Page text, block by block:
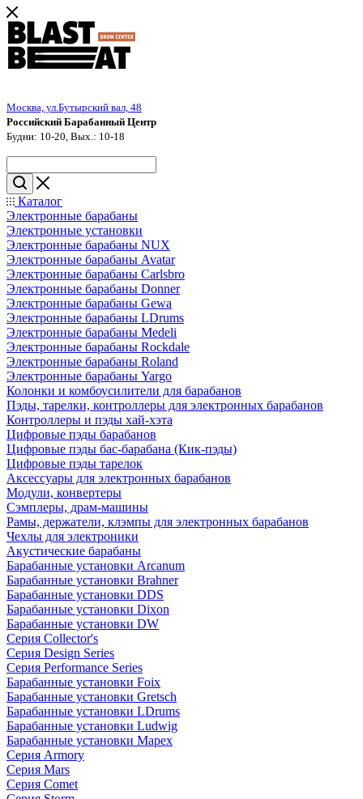
Москва, ул.Бутырский вал, 48
Российский Барабанный Центр
Будни: 10-20, Вых.: 10-18
Каталог
Электронные барабаны
Электронные установки
Электронные барабаны NUX
Электронные барабаны Avatar
Электронные барабаны Carlsbro
Электронные барабаны Donner
Электронные барабаны Gewa
Электронные барабаны LDrums
Электронные барабаны Medeli
Электронные барабаны Rockdale
Электронные барабаны Roland
Электронные барабаны Yargo
Колонки и комбоусилители для барабанов
Пэды, тарелки, контроллеры для электронных барабанов
Контроллеры и пэды хай-хэта
Цифровые пэды барабанов
Цифровые пэды бас-барабана (Кик-пэды)
Цифровые пэды тарелок
Аксессуары для электронных барабанов
Модули, конвертеры
Сэмплеры, драм-машины
Рамы, держатели, клэмпы для электронных барабанов
Чехлы для электроники
Акустические барабаны
Барабанные установки Arcanum
Барабанные установки Brahner
Барабанные установки DDS
Барабанные установки Dixon
Барабанные установки DW
Серия Collector's
Серия Design Series
Серия Performance Series
Барабанные установки Foix
Барабанные установки Gretsch
Барабанные установки LDrums
Барабанные установки Ludwig
Барабанные установки Mapex
Серия Armory
Серия Mars
Серия Comet